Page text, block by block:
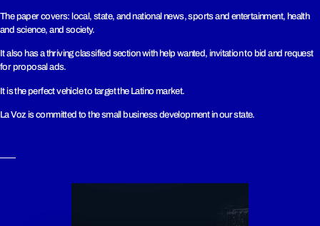
The paper covers: local, state, and national news, sports and entertainment, health
and science, and society.
It also has a thriving classified section with help wanted, invitation to bid and request
for proposal ads.
It is the perfect vehicle to target the Latino market.
La Voz is committed to the small business development in our state.